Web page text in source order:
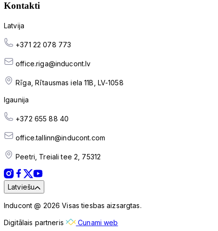
Kontakti
Latvija
+371 22 078 773
office.riga@inducont.lv
Rīga, Rītausmas iela 11B, LV-1058
Igaunija
+372 655 88 40
office.tallinn@inducont.com
Peetri, Treiali tee 2, 75312
Latviešu
Inducont @ 2026 Visas tiesbas aizsargtas.
Digitālais partneris Cunami web